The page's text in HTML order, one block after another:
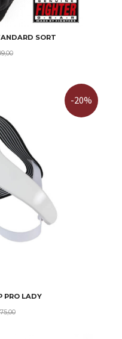
SORT
Rabatt
PRO LADY
Rabatt
-20%